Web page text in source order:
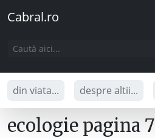
Cabral.ro
din viata... despre altii...
ecologie pagina 7